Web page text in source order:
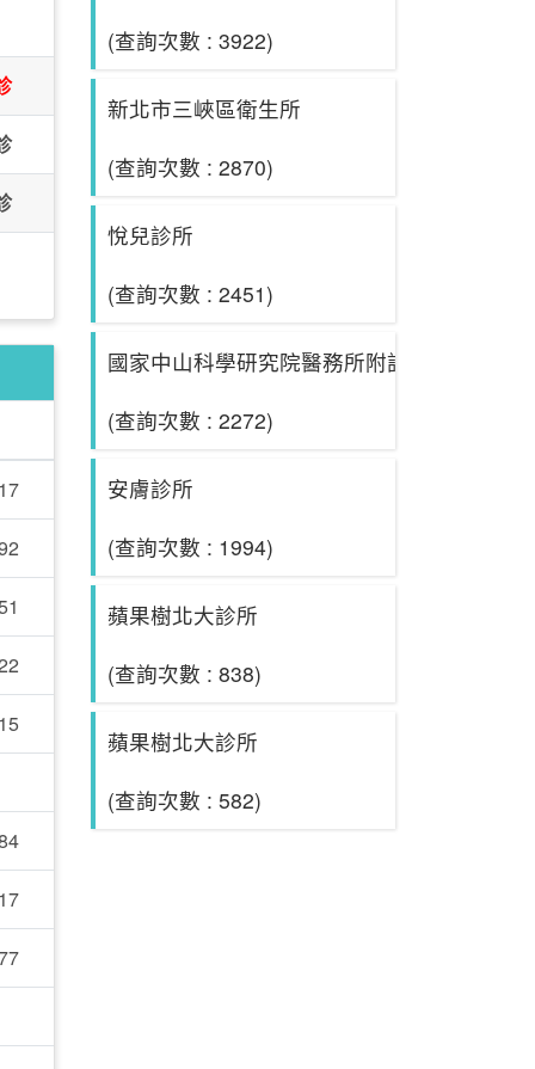
(查詢次數 : 3922)
新北市三峽區衛生所
(查詢次數 : 2870)
悅兒診所
(查詢次數 : 2451)
國家中山科學研究院醫務所附設光武分診所
(查詢次數 : 2272)
安膚診所
(查詢次數 : 1994)
蘋果樹北大診所
(查詢次數 : 838)
蘋果樹北大診所
(查詢次數 : 582)